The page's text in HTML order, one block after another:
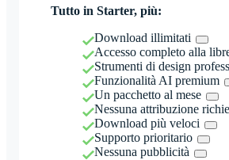
Tutto in Starter, più:
Download illimitati
Accesso completo alla
Strumenti di design
Funzionalità AI premium
Un pacchetto al mese
Nessuna attribuzione
Download più veloci
Supporto prioritario
Nessuna pubblicità